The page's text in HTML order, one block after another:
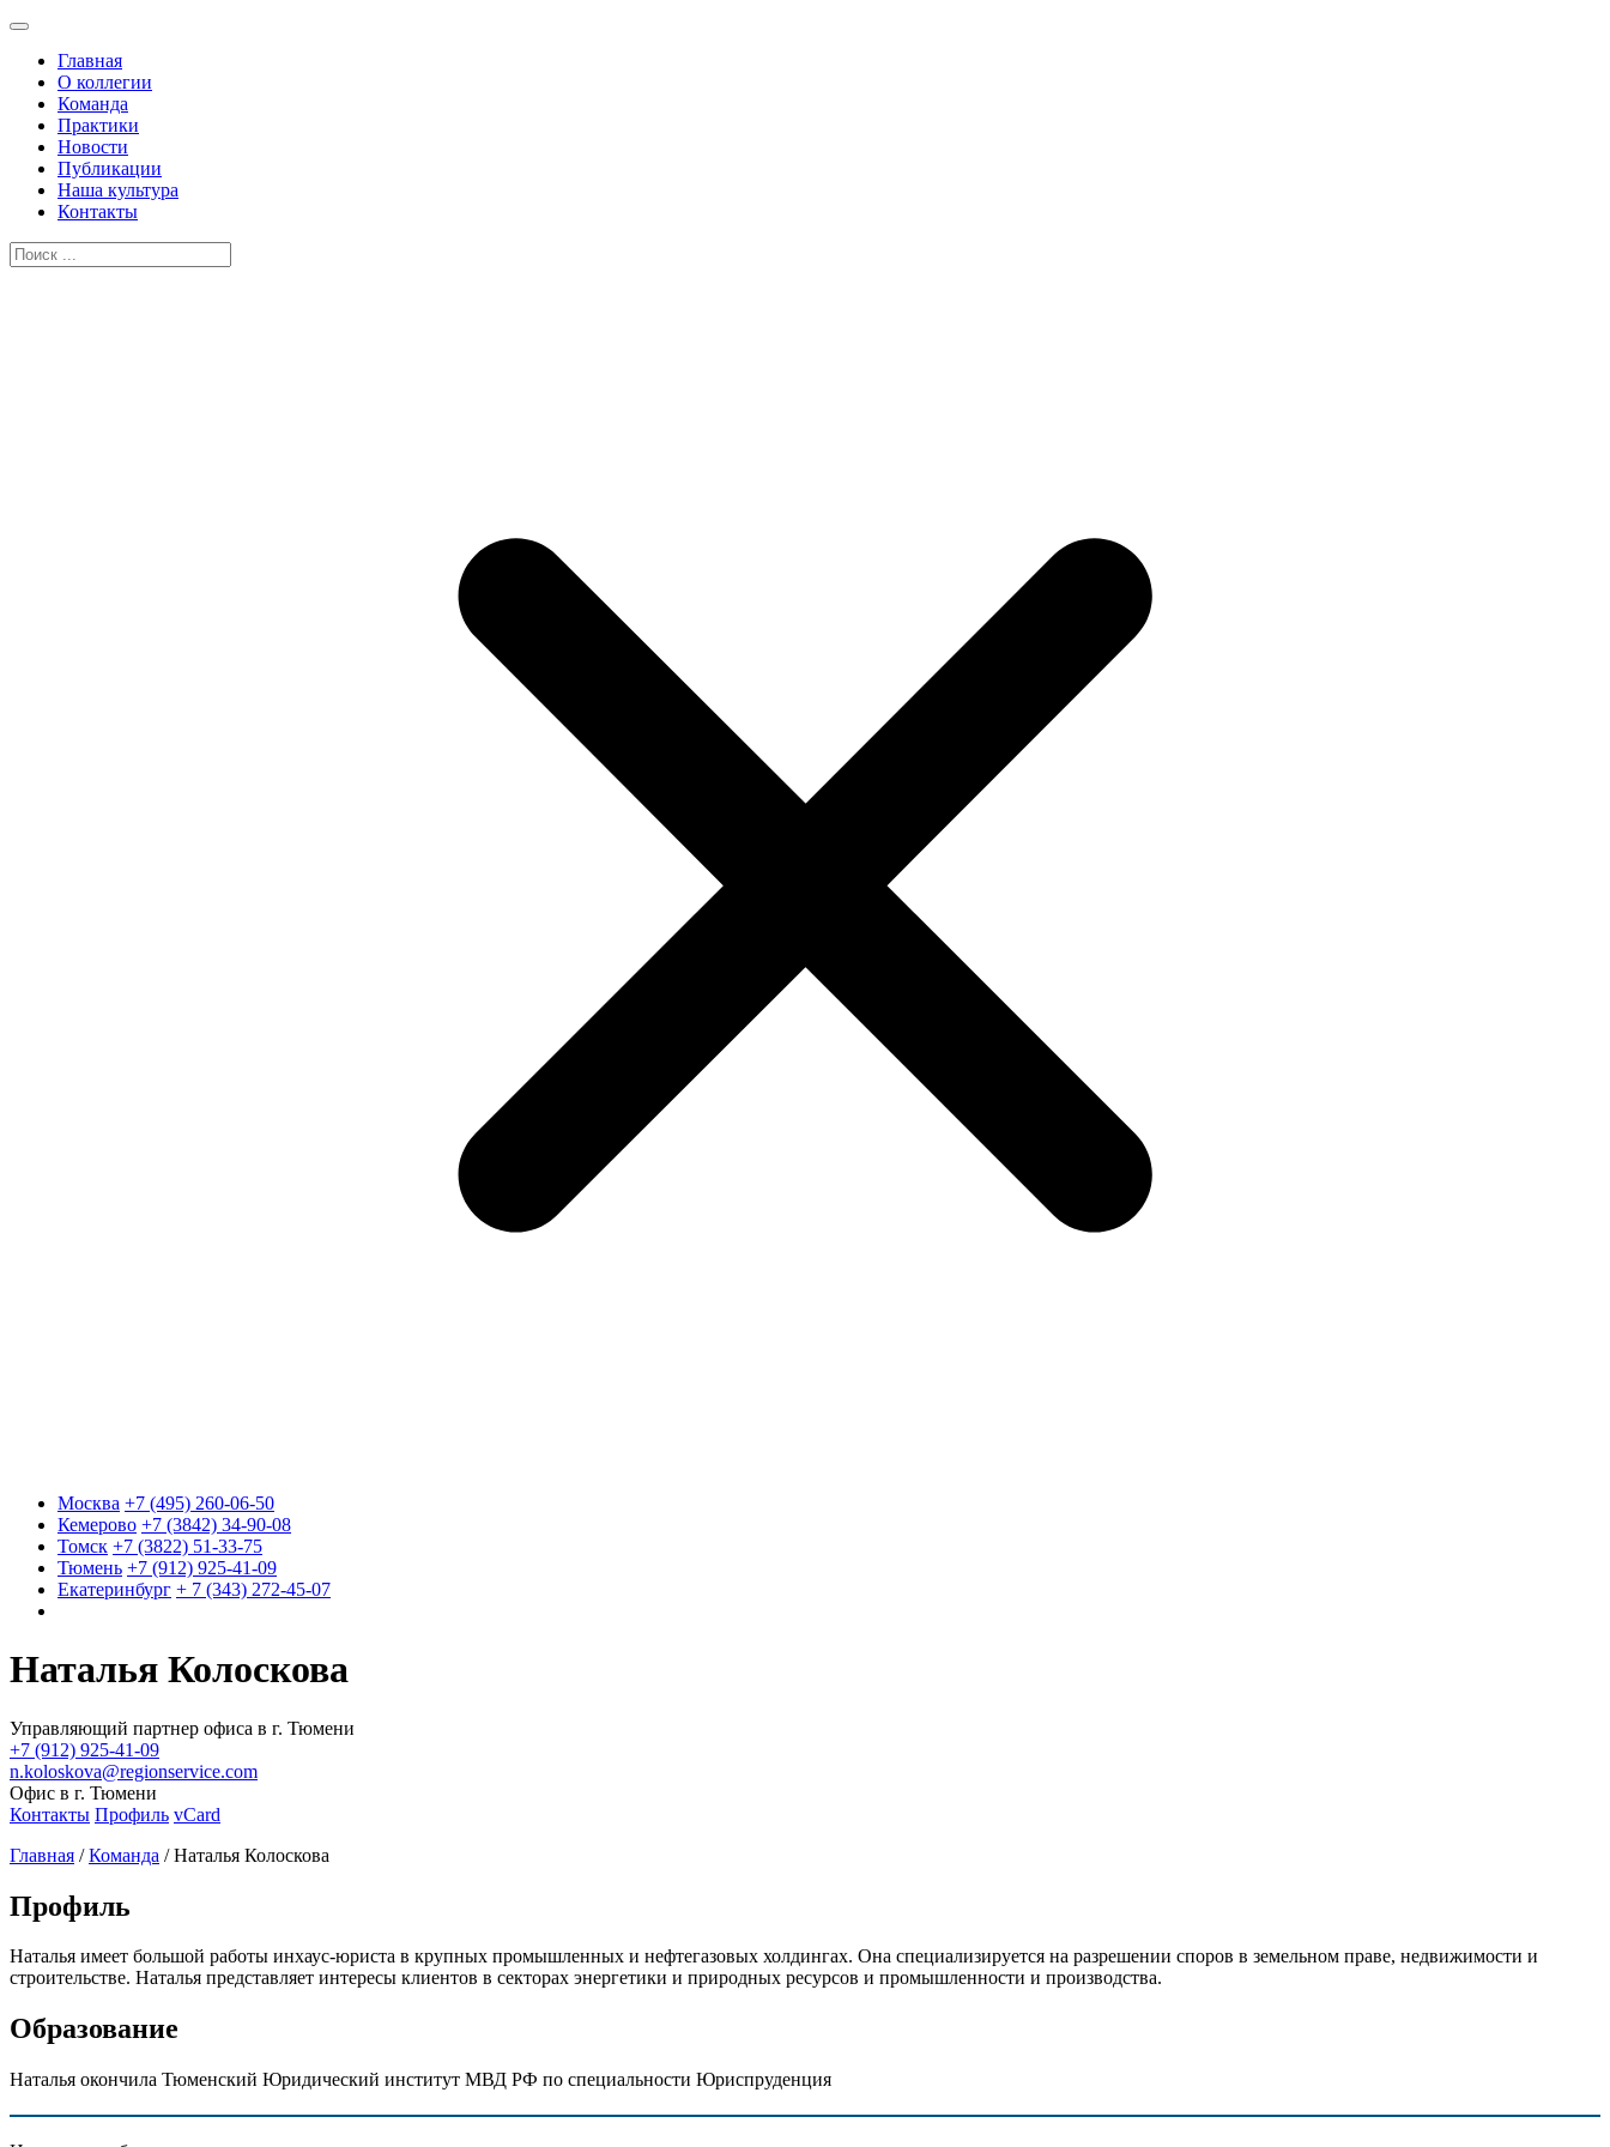
Главная
О коллегии
Команда
Практики
Новости
Публикации
Наша культура
Контакты
Москва +7 (495) 260-06-50
Кемерово +7 (3842) 34-90-08
Томск +7 (3822) 51-33-75
Тюмень +7 (912) 925-41-09
Екатеринбург + 7 (343) 272-45-07
Наталья Колоскова
Управляющий партнер офиса в г. Тюмени
+7 (912) 925-41-09
n.koloskova@regionservice.com
Офис в г. Тюмени
Контакты Профиль vCard
Главная /Команда /Наталья Колоскова
Профиль
Наталья имеет большой работы инхаус-юриста в крупных промышленных и нефтегазовых холдингах. Она специализируется на разрешении споров в земельном праве, недвижимости и
строительстве. Наталья представляет интересы клиентов в секторах энергетики и природных ресурсов и промышленности и производства.
Образование
Наталья окончила Тюменский Юридический институт МВД РФ по специальности Юриспруденция